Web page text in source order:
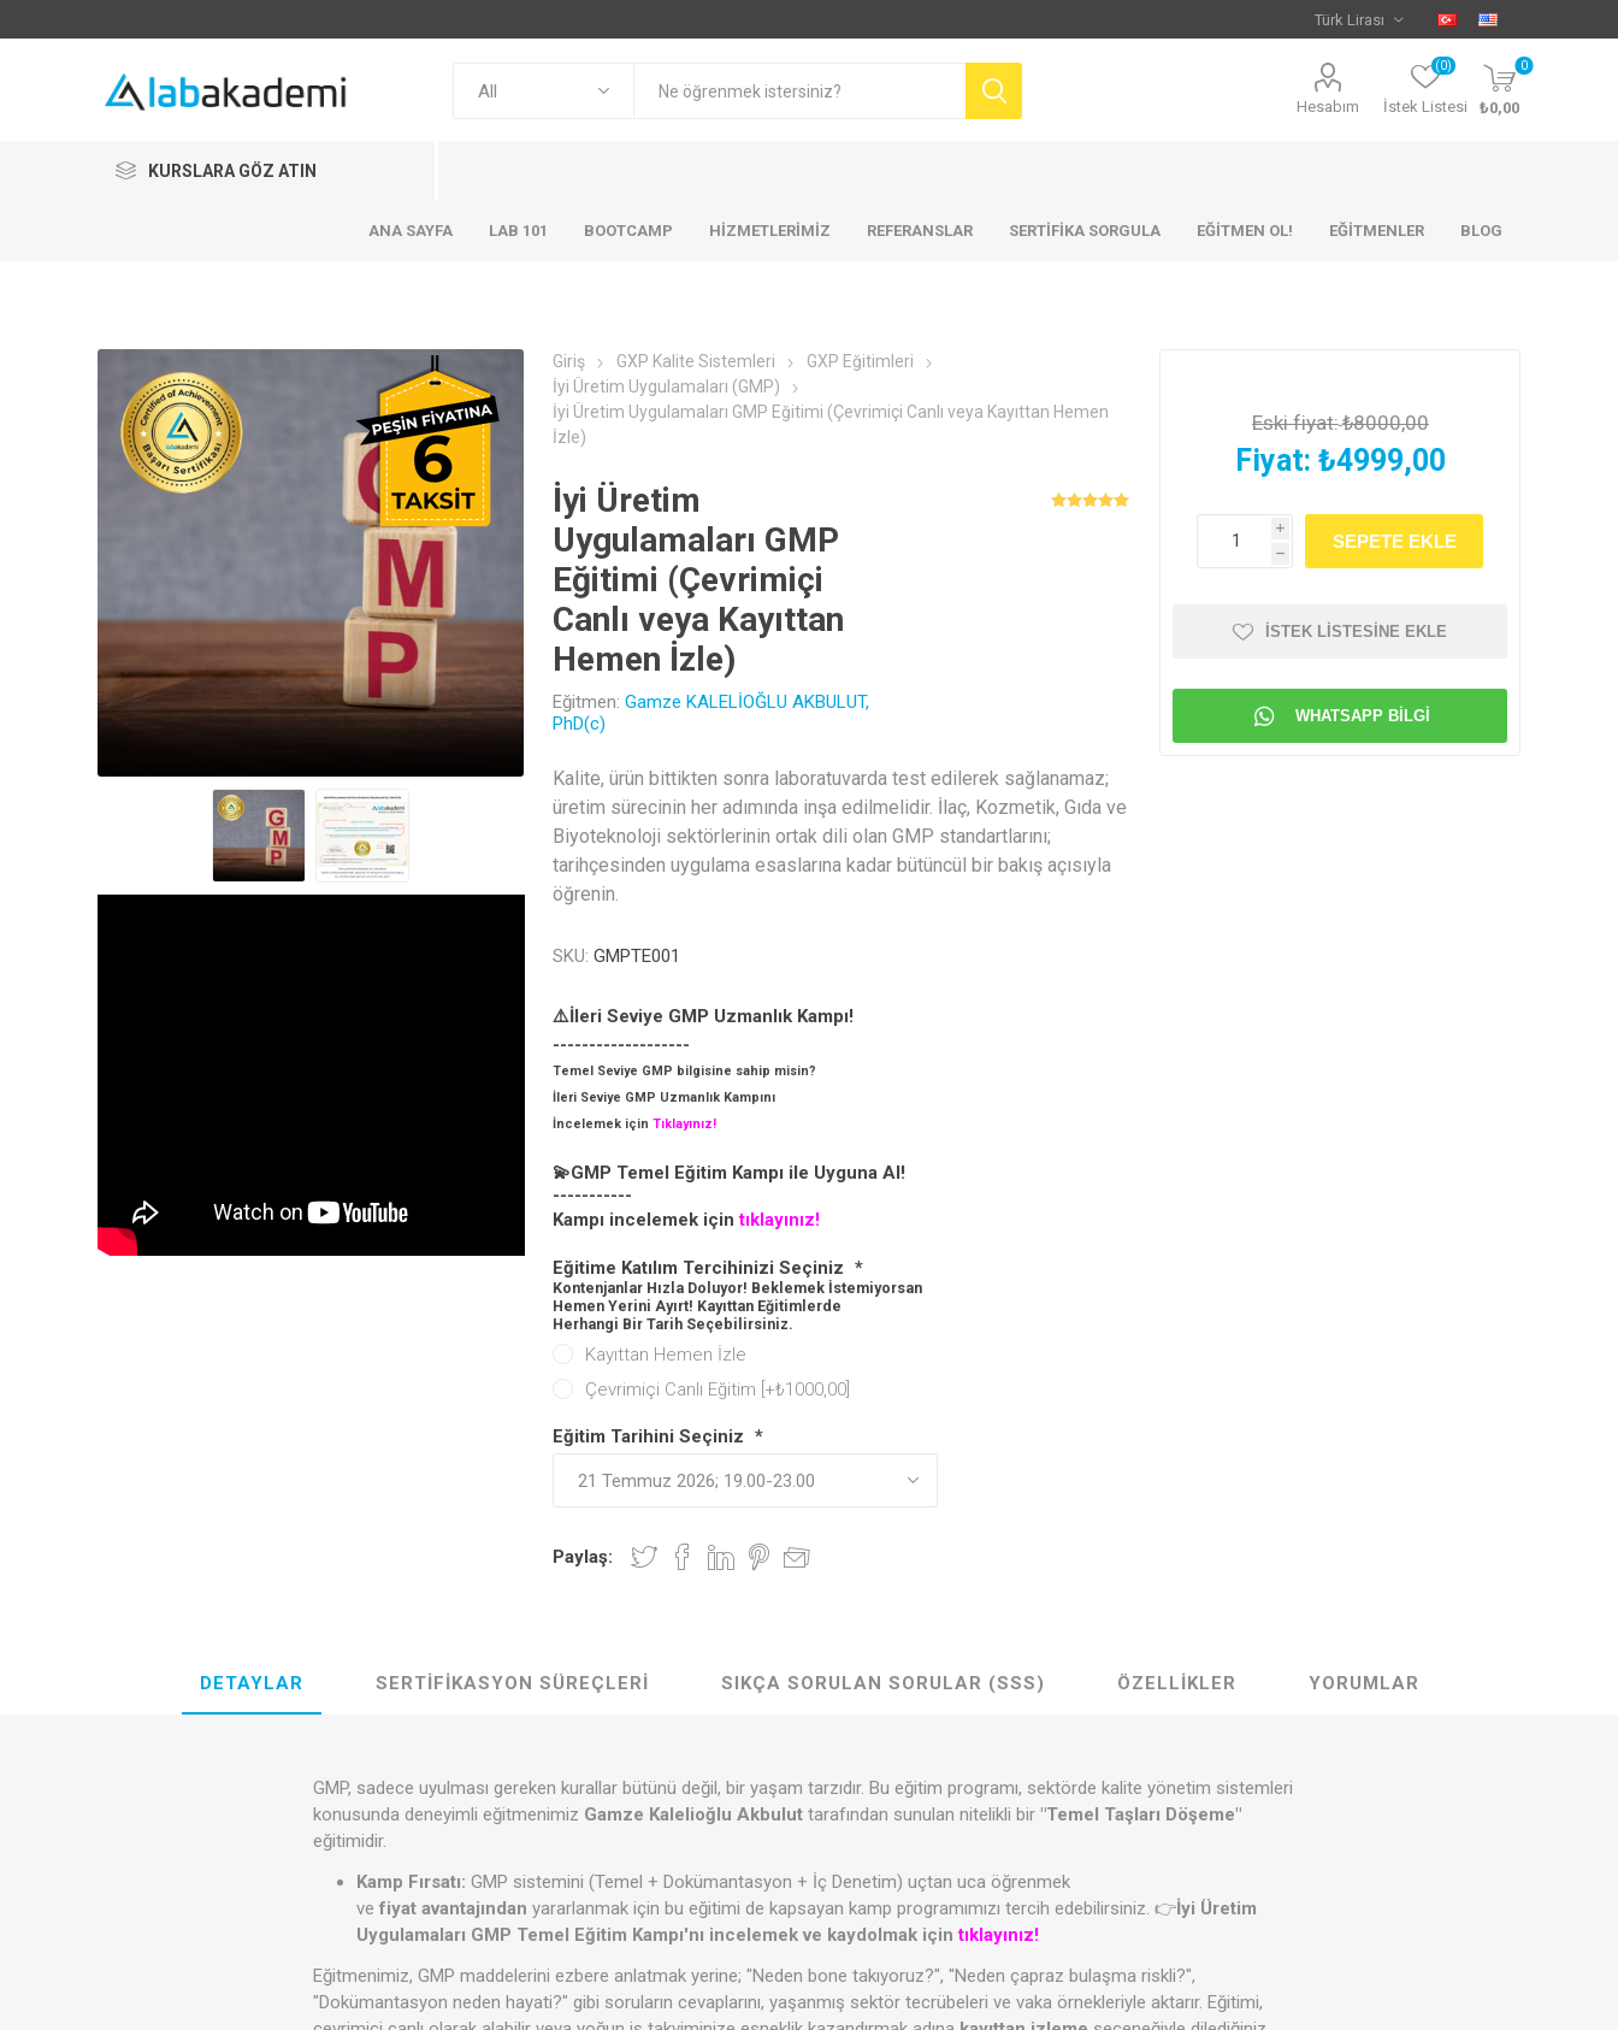
Hesabım İstek Listesi
(0) 0
₺0,00
KURSLARA GÖZ ATIN
ANA SAYFA LAB 101 BOOTCAMP HIZMETLERIMIZ REFERANSLAR SERTİFİKA SORGULA EĞİTMEN OL! EĞİTMENLER BLOG
Giriş GXP Kalite Sistemleri
GXP Eğitimleri
İyi Üretim Uygulamaları (GMP)
İyi Üretim Uygulamaları GMP Eğitimi (Çevrimiçi Canlı veya Kayıttan Hemen
İzle)
İyi Üretim
Uygulamaları GMP
Eğitimi (Çevrimiçi
Canlı veya Kayıttan
Hemen İzle)
Eğitmen: Gamze KALELİOĞLU AKBULUT,
PhD(c)
Kalite, ürün bittikten sonra laboratuvarda test edilerek sağlanamaz;
üretim sürecinin her adımında inşa edilmelidir. İlaç, Kozmetik, Gıda ve
Biyoteknoloji sektörlerinin ortak dili olan GMP standartlarını;
tarihçesinden uygulama esaslarına kadar bütüncül bir bakış açısıyla
öğrenin.
SKU: GMPTE001
⚠️İleri Seviye GMP Uzmanlık Kampı!
-------------------
Temel Seviye GMP bilgisine sahip misin?
İleri Seviye GMP Uzmanlık Kampını
İncelemek içinTıklayınız!
💫GMP Temel Eğitim Kampı ile Uyguna Al!
-----------
Kampı incelemek içintıklayınız!
Eğitime Katılım Tercihinizi Seçiniz *
Kontenjanlar Hızla Doluyor! Beklemek İstemiyorsan
Hemen Yerini Ayırt! Kayıttan Eğitimlerde
Herhangi Bir Tarih Seçebilirsiniz.
Kayıttan Hemen İzle
Çevrimiçi Canlı Eğitim [+₺1000,00]
Eğitim Tarihini Seçiniz *
Paylaş:
Eski fiyat:₺8000,00
Fiyat: ₺4999,00
i
h
İSTEK LISTESINE EKLE
WHATSAPP BILGI
DETAYLAR SERTIFIKASYON SÜREÇLERI SIKÇA SORULAN SORULAR (SSS) ÖZELLIKLER YORUMLAR
GMP, sadece uyulması gereken kurallar bütünü değil, bir yaşam tarzıdır. Bu eğitim programı, sektörde kalite yönetim sistemleri
konusunda deneyimli eğitmenimiz Gamze Kalelioğlu Akbulut tarafından sunulan nitelikli bir "Temel Taşları Döşeme"
eğitimidir.
Kamp Fırsatı: GMP sistemini (Temel + Dokümantasyon + İç Denetim) uçtan uca öğrenmek
vefiyatavantajından yararlanmak için bu eğitimi de kapsayan kamp programımızı tercih edebilirsiniz. 👉İyi Üretim
Uygulamaları GMP Temel Eğitim Kampı'nı incelemek ve kaydolmak içintıklayınız!
Eğitmenimiz, GMP maddelerini ezbere anlatmak yerine; "Neden bone takıyoruz?", "Neden çapraz bulaşma riskli?",
"Dokümantasyon neden hayati?" gibi soruların cevaplarını, yaşanmış sektör tecrübeleri ve vaka örnekleriyle aktarır. Eğitimi,